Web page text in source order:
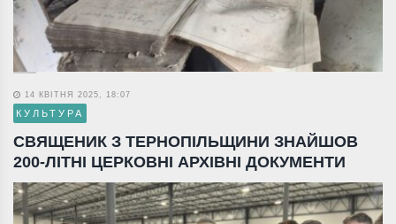
14 КВІТНЯ 2025, 18:07
КУЛЬТУРА
СВЯЩЕНИК З ТЕРНОПІЛЬЩИНИ ЗНАЙШОВ
200-ЛІТНІ ЦЕРКОВНІ АРХІВНІ ДОКУМЕНТИ